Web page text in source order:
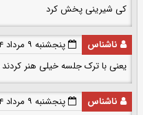
کی شیرینی پخش کرد
ناشناس
پنجشنبه ۹ مرداد ۱۴۰۴ ۱۰:۱۴:۵۶
یعنی با ترک جلسه خیلی هنر
ناشناس
پنجشنبه ۹ مرداد ۱۴۰۴ ۱۲:۰۰:۳۵